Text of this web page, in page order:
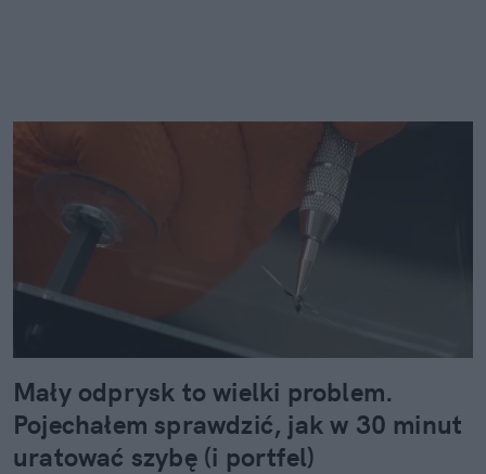
Mały odprysk to wielki problem.
Pojechałem sprawdzić, jak w 30 minut
uratować szybę (i portfel)